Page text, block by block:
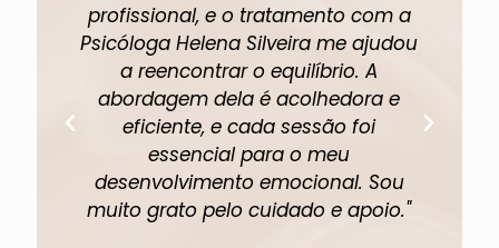
profissional, e o tratamento com a
Psicóloga Helena Silveira me ajudou
a reencontrar o equilíbrio. A
abordagem dela é acolhedora e
eficiente, e cada sessão foi
essencial para o meu
desenvolvimento emocional. Sou
muito grato pelo cuidado e apoio."